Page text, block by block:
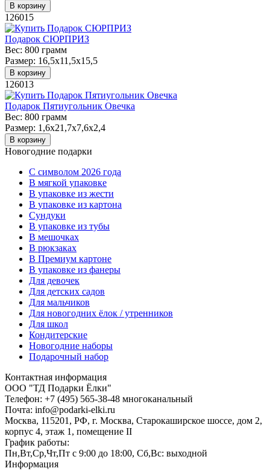
В корзину
126015
Подарок СЮРПРИЗ
Вес: 800 грамм
Размер: 16,5х11,5х15,5
В корзину
126013
Подарок Пятиугольник Овечка
Вес: 800 грамм
Размер: 1,6x21,7х7,6х2,4
В корзину
Новогодние подарки
C символом 2026 года
В мягкой упаковке
В упаковке из жести
В упаковке из картона
Сундуки
В упаковке из тубы
В мешочках
В рюкзаках
В Премиум картоне
В упаковке из фанеры
Для девочек
Для детских садов
Для мальчиков
Для новогодних ёлок / утренников
Для школ
Кондитерские
Новогодние наборы
Подарочный набор
Контактная информация
ООО "ТД Подарки Ёлки"
Телефон: +7 (495) 565-38-48 многоканальный
Почта: info@podarki-elki.ru
Москва, 115201, РФ, г. Москва, Старокаширское шоссе, дом 2,
корпус 4, этаж 1, помещение II
График работы:
Пн,Вт,Ср,Чт,Пт с 9:00 до 18:00, Сб,Вс: выходной
Информация